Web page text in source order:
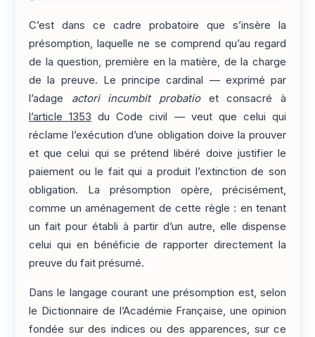
C’est dans ce cadre probatoire que s’insère la
présomption, laquelle ne se comprend qu’au regard
de la question, première en la matière, de la charge
de la preuve. Le principe cardinal — exprimé par
l’adage actori incumbit probatioet consacré à
l’article 1353 du Code civil — veut que celui qui
réclame l’exécution d’une obligation doive la prouver
et que celui qui se prétend libéré doive justifier le
paiement ou le fait qui a produit l’extinction de son
obligation. La présomption opère, précisément,
comme un aménagement de cette règle : en tenant
un fait pour établi à partir d’un autre, elle dispense
celui qui en bénéficie de rapporter directement la
preuve du fait présumé.
Dans le langage courant une présomption est, selon
le Dictionnaire de l’Académie Française, une opinion
fondée sur des indices ou des apparences, sur ce